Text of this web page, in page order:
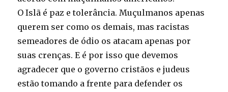
O Islã é paz e tolerância. Muçulmanos apenas
querem ser como os demais, mas racistas
semeadores de ódio os atacam apenas por
suas crenças. E é por isso que devemos
agradecer que o governo cristãos e judeus
estão tomando a frente para defender os